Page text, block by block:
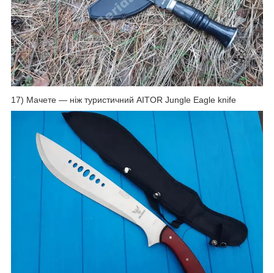
17) Мачете — ніж туристичний AITOR Jungle Eagle knife